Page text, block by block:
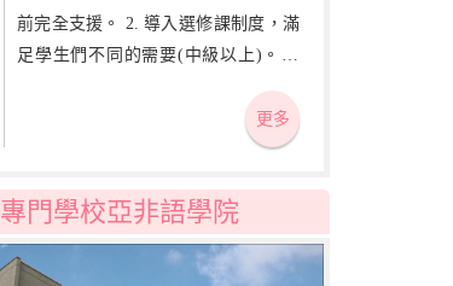
前完全支援。 2. 導入選修課制度，滿
足學生們不同的需要(中級以上)。 3.
教學內容中不僅包括日語教育，還有
日本文化體驗、校外實習、升學所需
的基礎科目指導、美術大學升學對策
更多
專門學校亞非語學院